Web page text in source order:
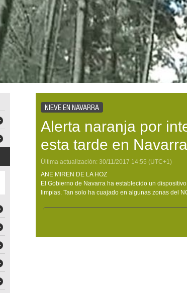
NIEVE EN NAVARRA
Alerta naranja por
esta tarde en Navarra
Última actualización: 30/11/2017 14:55 (UTC+1)
ANE MIREN DE LA HOZ
El Gobierno de Navarra ha establecido un
limpias. Tan solo ha cuajado en algunas zonas del